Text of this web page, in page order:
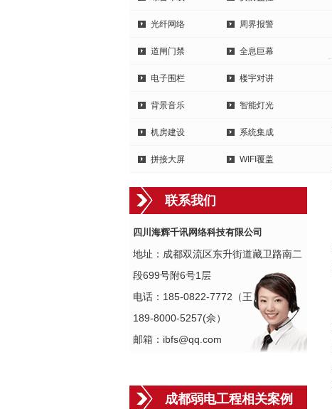
光纤网络 周界报警
道闸门禁 全息巨幕
电子围栏 楼宇对讲
背景音乐 智能灯光
机房建设 系统集成
拼接大屏 WIFI覆盖
联系我们
四川海辉千讯网络科技有限公司
地址：成都双流区东升街道藏卫路南二
段699号附6号1层
电话：185-0822-7772（王）
189-8000-5257(佘）
邮箱：ibfs@qq.com
成都弱电工程相关案例